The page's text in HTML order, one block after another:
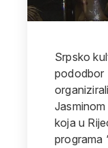
Srpsko
pododbor
koja u
programa